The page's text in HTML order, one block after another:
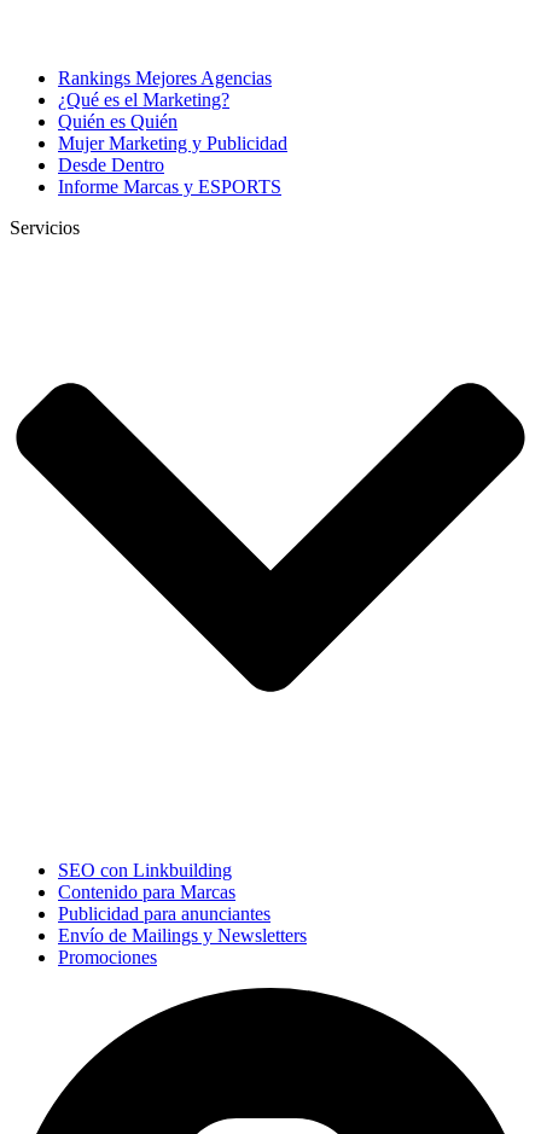
Rankings Mejores Agencias
¿Qué es el Marketing?
Quién es Quién
Mujer Marketing y Publicidad
Desde Dentro
Informe Marcas y ESPORTS
Servicios
SEO con Linkbuilding
Contenido para Marcas
Publicidad para anunciantes
Envío de Mailings y Newsletters
Promociones